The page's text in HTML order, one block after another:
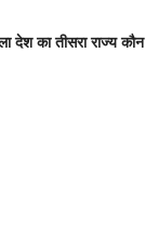
देश का तीसरा राज्य कौन